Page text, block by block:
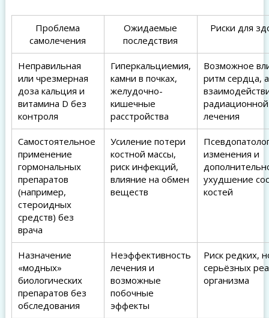
Проблема
самолечения
Ожидаемые
последствия
Риски для
Неправильная
или чрезмерная
доза кальция и
витамина D без
контроля
Гиперкальциемия,
камни в почках,
желудочно-
кишечные
расстройства
Возможное
ритм сердца,
лечения
Самостоятельное
применение
гормональных
препаратов
(например,
стероидных
средств) без
врача
Усиление потери
костной массы,
риск инфекций,
влияние на обмен
веществ
изменения и
ухудшение
костей
Назначение
«модных»
биологических
препаратов без
обследования
Неэффективность
лечения и
возможные
побочные
эффекты
Риск редких,
серьёзных
организма